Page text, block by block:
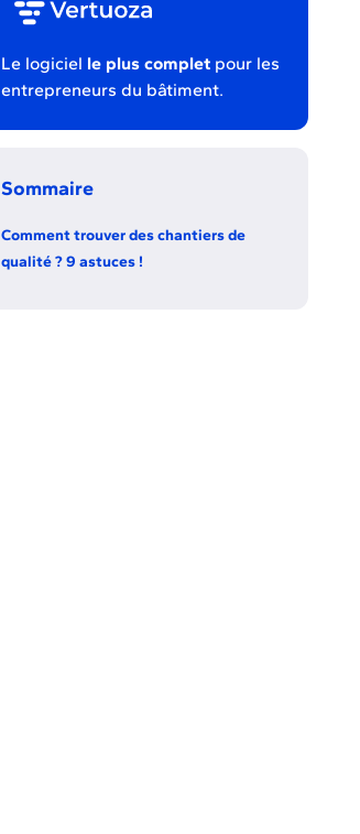
Le logiciel le plus complet pour les
entrepreneurs du bâtiment.
Sommaire
Comment trouver des chantiers de
qualité ? 9 astuces !